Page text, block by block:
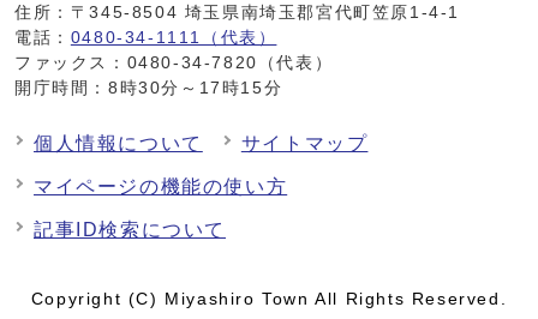
住所：〒345-8504 埼玉県南埼玉郡宮代町笠原1-4-1
電話： 0480-34-1111（代表）
ファックス：0480-34-7820（代表）
開庁時間：8時30分～17時15分
個人情報について サイトマップ
マイページの機能の使い方
記事ID検索について
Copyright (C) Miyashiro Town All Rights Reserved.